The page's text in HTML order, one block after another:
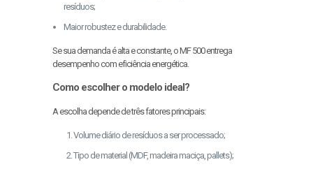
resíduos;
Maior robustez e durabilidade.
Se sua demanda é alta e constante, o MF 500 entrega
desempenho com eficiência energética.
Como escolher o modelo ideal?
A escolha depende de três fatores principais:
Volume diário de resíduos a ser processado;
Tipo de material (MDF, madeira maciça, pallets);